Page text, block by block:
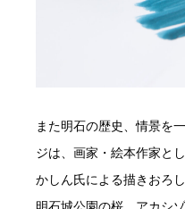
また明石の歴史、情景を
ジは、画家・絵本作家と
かしん氏による描きおろし
明石城公園の桜、アカシ